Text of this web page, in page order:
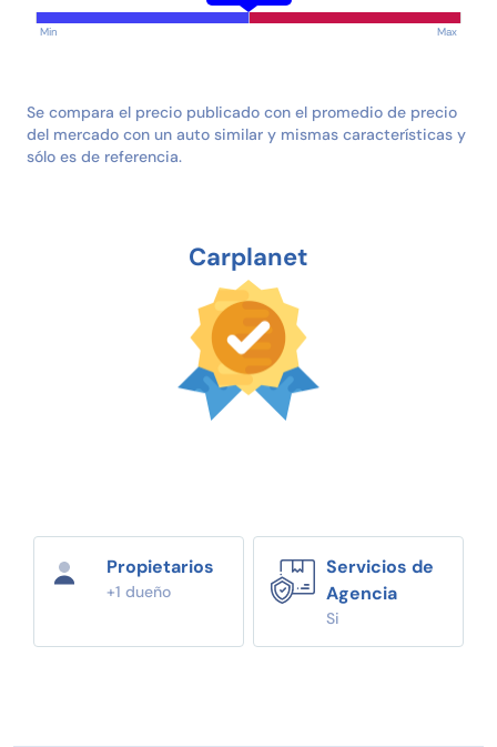
Min Max
Se compara el precio publicado con el promedio de precio
del mercado con un auto similar y mismas características y
sólo es de referencia.
Carplanet
Propietarios
+1 dueño
Servicios de
Agencia
Si